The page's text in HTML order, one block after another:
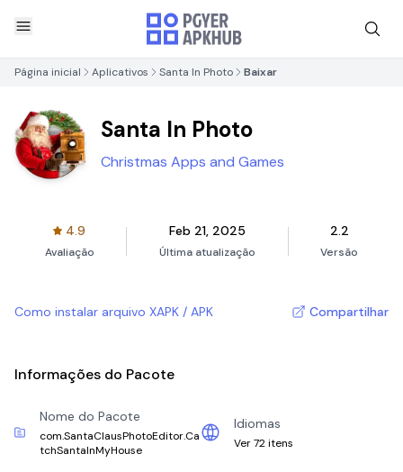
Página inicial Aplicativos Santa In Photo Baixar
Santa In Photo
Christmas Apps and Games
4.9
Avaliação
Feb 21, 2025
Última atualização
2.2
Versão
Como instalar arquivo XAPK / APK Compartilhar
Informações do Pacote
Nome do Pacote
com.SantaClausPhotoEditor.Ca
tchSantaInMyHouse
Idiomas
Ver 72 itens